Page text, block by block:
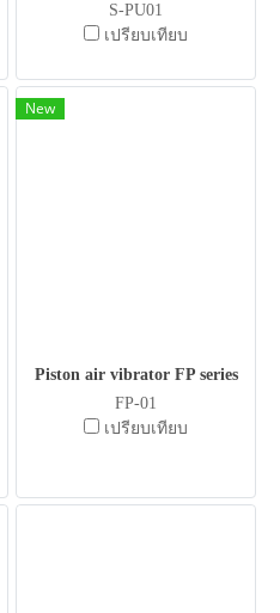
S-PU01
เปรียบเทียบ
New
Piston air vibrator FP series
FP-01
เปรียบเทียบ